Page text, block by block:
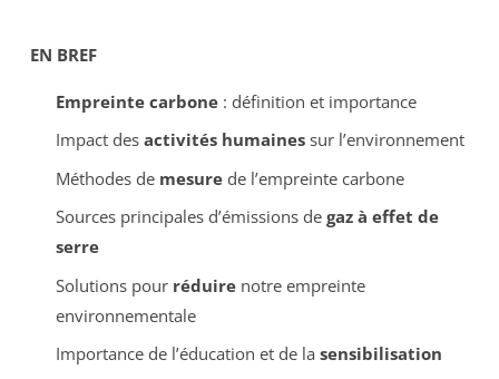
EN BREF
Empreinte carbone: définition et importance
Impact des activités humainessur l’environnement
Méthodes de mesurede l’empreinte carbone
Sources principales d’émissions de gaz à effet de
serre
Solutions pour réduirenotre empreinte
environnementale
Importance de l’éducation et de la sensibilisation